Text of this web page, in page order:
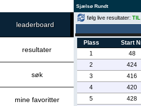
Sjælsø Rundt
leaderboard
resultater
søk
mine favoritter
følg live resultater: TIL
Plass Start
1
48
2
424
3
416
4
420
5
428